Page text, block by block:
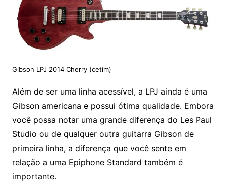
Gibson LPJ 2014 Cherry (cetim)
Além de ser uma linha acessível, a LPJ ainda é uma
Gibson americana e possui ótima qualidade. Embora
você possa notar uma grande diferença do Les Paul
Studio ou de qualquer outra guitarra Gibson de
primeira linha, a diferença que você sente em
relação a uma Epiphone Standard também é
importante.